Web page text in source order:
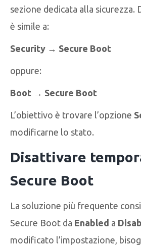
sezione dedicata alla sicurezza.
è simile a:
Security → Secure Boot
oppure:
Boot → Secure Boot
L’obiettivo è trovare l’opzione
modificarne lo stato.
Disattivare
Secure Boot
La soluzione più frequente
Secure Boot da Enabled a
modificato l’impostazione,